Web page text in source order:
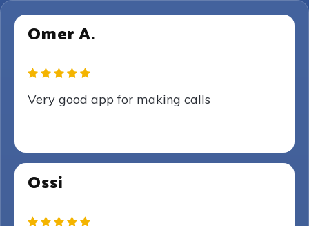
Omer A.
Very good app for making calls
Ossi